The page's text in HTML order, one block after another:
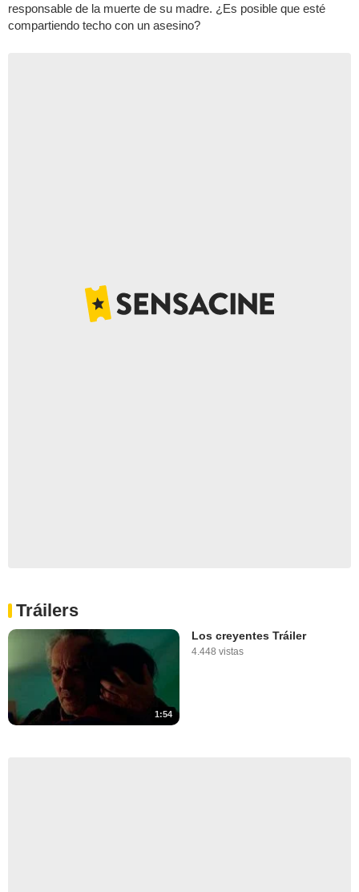
responsable de la muerte de su madre. ¿Es posible que esté
compartiendo techo con un asesino?
Tráilers
1:54
Los creyentes Tráiler
4.448 vistas